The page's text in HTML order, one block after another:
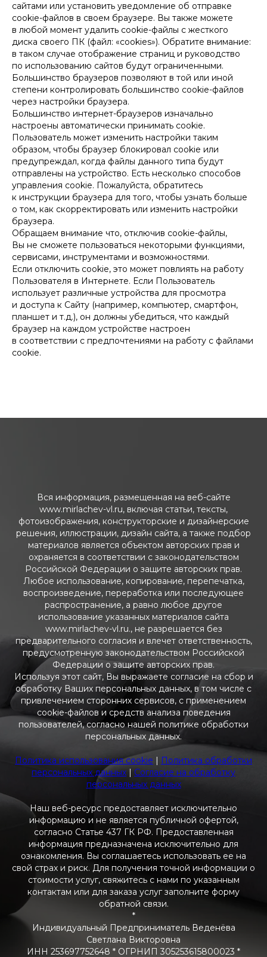
сайтами или установить уведомление об отправке
cookie-файлов в своем браузере. Вы также можете
в любой момент удалить cookie-файлы с жесткого
диска своего ПК (файл: «cookies»). Обратите внимание:
в таком случае отображение страниц и руководство
по использованию сайтов будут ограниченными.
Большинство браузеров позволяют в той или иной
степени контролировать большинство cookie-файлов
через настройки браузера.
Большинство интернет-браузеров изначально
настроены автоматически принимать cookie.
Пользователь может изменить настройки таким
образом, чтобы браузер блокировал cookie или
предупреждал, когда файлы данного типа будут
отправлены на устройство. Есть несколько способов
управления cookie. Пожалуйста, обратитесь
к инструкции браузера для того, чтобы узнать больше
о том, как скорректировать или изменить настройки
браузера.
Обращаем внимание что, отключив cookie-файлы,
Вы не сможете пользоваться некоторыми функциями,
сервисами, инструментами и возможностями.
Если отключить cookie, это может повлиять на работу
Пользователя в Интернете. Если Пользователь
использует различные устройства для просмотра
и доступа к Сайту (например, компьютер, смартфон,
планшет и т.д.), он должны убедиться, что каждый
браузер на каждом устройстве настроен
в соответствии с предпочтениями на работу с файлами
cookie.
Вся информация, размещенная на веб-сайте
www.mirlachev-vl.ru, включая статьи, тексты,
фотоизображения, конструкторские и дизайнерские
решения, иллюстрации, дизайн сайта, а также подбор
материалов является объектом авторских прав и
охраняется в соответствии с законодательством
Российской Федерации о защите авторских прав.
Любое использование, копирование, перепечатка,
воспроизведение, переработка или последующее
распространение, а равно любое другое
использование указанных материалов сайта
www.mirlachev-vl.ru., не разрешается без
предварительного согласия и влечет ответственность,
предусмотренную законодательством Российской
Федерации о защите авторских прав.
Используя этот сайт, Вы выражаете согласие на сбор и
обработку Ваших персональных данных, в том числе с
привлечением сторонних сервисов, с применением
cookie-файлов и средств анализа поведения
пользователей, согласно нашей политике обработки
персональных данных.
Политика использования cookie | Политика обработки
персональных данных | Согласие на обработку
персональных данных
Наш веб-ресурс предоставляет исключительно
информацию и не является публичной офертой,
согласно Статье 437 ГК РФ. Предоставленная
информация предназначена исключительно для
ознакомления. Вы соглашаетесь использовать ее на
свой страх и риск. Для получения точной информации о
стоимости услуг, свяжитесь с нами по указанным
контактам или для заказа услуг заполните форму
обратной связи.
*
Индивидуальный Предприниматель Веденёва
Светлана Викторовна
ИНН 253697752648 * ОГРНИП 305253615800023 *